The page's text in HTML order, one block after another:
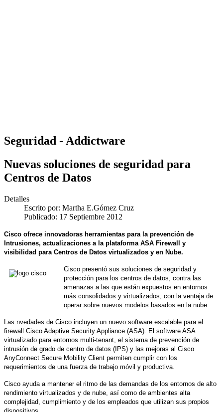
Seguridad - Addictware
Nuevas soluciones de seguridad para
Centros de Datos
Detalles
Escrito por: Martha E.Gómez Cruz
Publicado: 17 Septiembre 2012
Cisco ofrece innovadoras herramientas para la prevención de
Intrusiones, actualizaciones a la plataforma ASA Firewall y
visibilidad para Centros de Datos virtualizados y en Nube.
Cisco presentó sus soluciones de seguridad y
protección para los centros de datos, contra las
amenazas a las que están expuestos en entornos
más consolidados y virtualizados, con la ventaja de
operar sobre nuevos modelos basados en la nube.
Las nvedades de Cisco incluyen un nuevo software escalable para el
firewall Cisco Adaptive Security Appliance (ASA). El software ASA
virtualizado para entornos multi-tenant, el sistema de prevención de
intrusión de grado de centro de datos (IPS) y las mejoras al Cisco
AnyConnect Secure Mobility Client permiten cumplir con los
requerimientos de una fuerza de trabajo móvil y productiva.
Cisco ayuda a mantener el ritmo de las demandas de los entornos de alto
rendimiento virtualizados y de nube, así como de ambientes alta
complejidad, cumplimiento y de los empleados que utilizan sus propios